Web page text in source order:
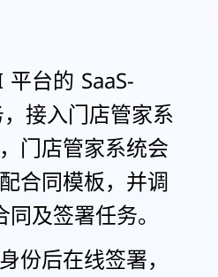
台的 SaaS-
接入门店管家系
门店管家系统会
合同模板，并调
及签署任务。
份后在线签署，